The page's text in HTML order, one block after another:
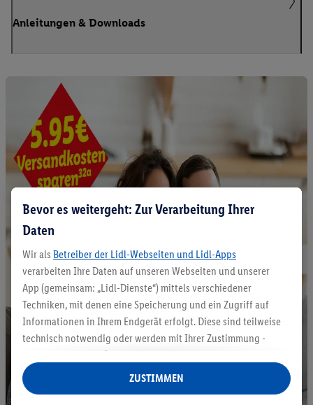
Anleitungen & Downloads
Bevor es weitergeht: Zur Verarbeitung Ihrer
Daten
Wir als Betreiber der Lidl-Webseiten und Lidl-Apps
verarbeiten Ihre Daten auf unseren Webseiten und unserer
App (gemeinsam: „Lidl-Dienste“) mittels verschiedener
Techniken, mit denen eine Speicherung und ein Zugriff auf
Informationen in Ihrem Endgerät erfolgt. Diese sind teilweise
technisch notwendig oder werden mit Ihrer Zustimmung -
auch durch Partner (u.a.
Verantwortliche; im Zusammenhang mit dem IAB TCF
insgesamt
ZUSTIMMEN